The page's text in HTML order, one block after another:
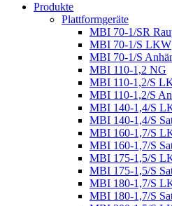
Produkte
Plattformgeräte
MBI 70-1/SR
MBI 70-1/S LKW
MBI 70-1/S
MBI 110-1,2 NG
MBI 110-1,2/S
MBI 110-1,2/S
MBI 140-1,4/S
MBI 140-1,4/S
MBI 160-1,7/S
MBI 160-1,7/S
MBI 175-1,5/S
MBI 175-1,5/S
MBI 180-1,7/S
MBI 180-1,7/S